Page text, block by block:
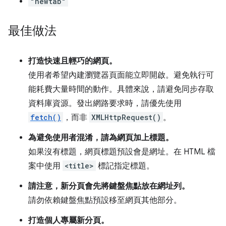
最佳做法
打造快速且輕巧的網頁。
使用者希望內建瀏覽器頁面能立即開啟。避免執行可
能耗費大量時間的動作。具體來說，請避免同步存取
資料庫資源。發出網路要求時，請優先使用
fetch() ，而非 XMLHttpRequest() 。
為避免使用者混淆，請為網頁加上標題。
如果沒有標題，網頁標題預設會是網址。在 HTML 檔
案中使用 <title> 標記指定標題。
請注意，新分頁會先將鍵盤焦點放在網址列。
請勿依賴鍵盤焦點預設移至網頁其他部分。
打造個人專屬新分頁。